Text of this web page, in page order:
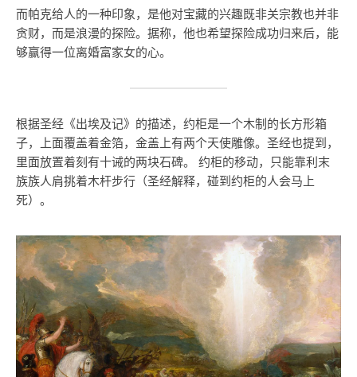
而帕克给人的一种印象，是他对宝藏的兴趣既非关宗教也并非
贪财，而是浪漫的探险。据称，他也希望探险成功归来后，能
够赢得一位离婚富家女的心。
根据圣经《出埃及记》的描述，约柜是一个木制的长方形箱
子，上面覆盖着金箔，金盖上有两个天使雕像。圣经也提到，
里面放置着刻有十诫的两块石碑。 约柜的移动，只能靠利末
族族人肩挑着木杆步行（圣经解释，碰到约柜的人会马上
死）。